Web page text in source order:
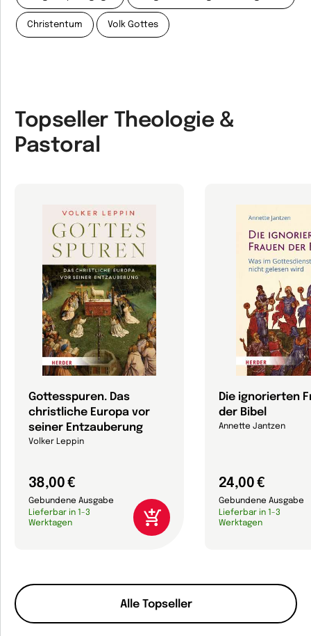
Christentum Volk Gottes
Topseller Theologie &
Pastoral
Alle Topseller
Gottesspuren. Das
christliche Europa vor
seiner Entzauberung
Volker Leppin
38,00 €
Gebundene Ausgabe
Lieferbar in 1-3
Werktagen
Die ignorierten
der Bibel
Annette Jantzen
24,00 €
Gebundene Ausgabe
Lieferbar in 1-3
Werktagen